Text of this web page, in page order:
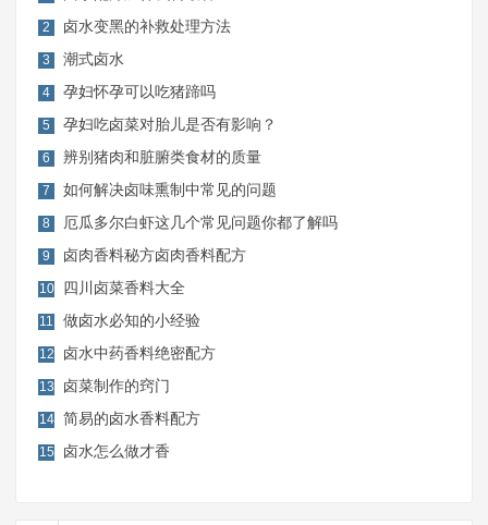
2 卤水变黑的补救处理方法
3 潮式卤水
4 孕妇怀孕可以吃猪蹄吗
5 孕妇吃卤菜对胎儿是否有影响？
6 辨别猪肉和脏腑类食材的质量
7 如何解决卤味熏制中常见的问题
8 厄瓜多尔白虾这几个常见问题你都了解吗
9 卤肉香料秘方卤肉香料配方
10 四川卤菜香料大全
11 做卤水必知的小经验
12 卤水中药香料绝密配方
13 卤菜制作的窍门
14 简易的卤水香料配方
15 卤水怎么做才香